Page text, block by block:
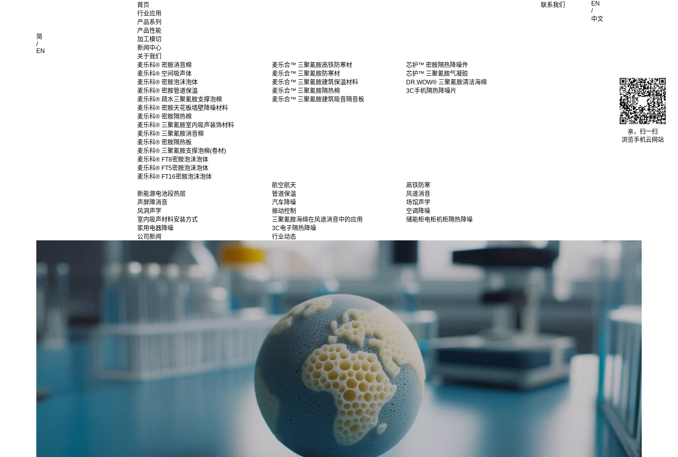
简
/
EN
首页
行业应用
产品系列
产品性能
加工模切
新闻中心
关于我们
麦乐科® 密胺消音棉
麦乐科® 空间吸声体
麦乐科® 密胺泡沫泡体
麦乐科® 密胺管道保温
麦乐科® 疏水三聚氰胺支撑泡棉
麦乐科® 密胺天花板墙壁降噪材料
麦乐科® 密胺隔热棉
麦乐科® 三聚氰胺室内吸声装饰材料
麦乐科® 三聚氰胺消音棉
麦乐科® 密胺隔热板
麦乐科® 三聚氰胺支撑泡棉(卷材)
麦乐科® FT8密胺泡沫泡体
麦乐科® FT5密胺泡沫泡体
麦乐科® FT16密胺泡沫泡体
麦乐合™ 三聚氰胺高铁防寒材
麦乐合™ 三聚氰胺防寒材
麦乐合™ 三聚氰胺建筑保温材料
麦乐合™ 三聚氰胺隔热棉
麦乐合™ 三聚氰胺建筑吸音隔音板
芯护™ 密胺隔热降噪件
芯护™ 三聚氰胺气凝胶
DR.WOW® 三聚氰胺清洁海绵
3C手机隔热降噪片
航空航天
高铁防寒
新能源电池段热层
管道保温
风道消音
声屏障消音
汽车降噪
场馆声学
风洞声学
振动控制
空调降噪
室内吸声材料安装方式
三聚氰胺海绵在风道消音中的应用
储能柜电柜机柜隔热降噪
家用电器降噪
3C电子隔热降噪
公司新闻
行业动态
联系我们
EN
/
中文
亲，扫一扫
浏览手机云网站